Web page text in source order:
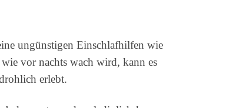
ungünstigen Einschlafhilfen wie
vor nachts wach wird, kann es
erlebt.